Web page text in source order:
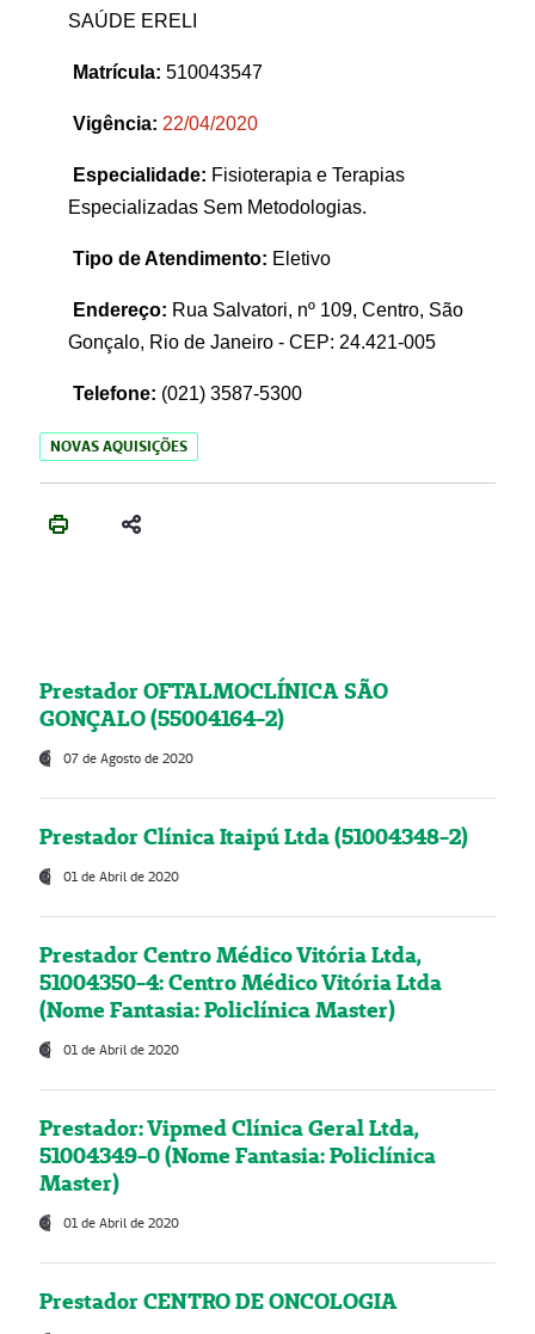
SAÚDE ERELI
Matrícula: 510043547
Vigência: 22/04/2020
Especialidade: Fisioterapia e Terapias
Especializadas Sem Metodologias.
Tipo de Atendimento: Eletivo
Endereço: Rua Salvatori, nº 109, Centro, São
Gonçalo, Rio de Janeiro - CEP: 24.421-005
Telefone: (021) 3587-5300
NOVAS AQUISIÇÕES
Prestador OFTALMOCLÍNICA SÃO
GONÇALO (55004164-2)
07 de Agosto de 2020
Prestador Clínica Itaipú Ltda (51004348-2)
01 de Abril de 2020
Prestador Centro Médico Vitória Ltda,
51004350-4: Centro Médico Vitória Ltda
(Nome Fantasia: Policlínica Master)
01 de Abril de 2020
Prestador: Vipmed Clínica Geral Ltda,
51004349-0 (Nome Fantasia: Policlínica
Master)
01 de Abril de 2020
Prestador CENTRO DE ONCOLOGIA